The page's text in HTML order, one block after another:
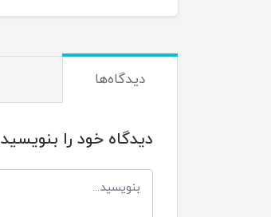
دیدگاه‌ها
دیدگاه خود را بنویسید